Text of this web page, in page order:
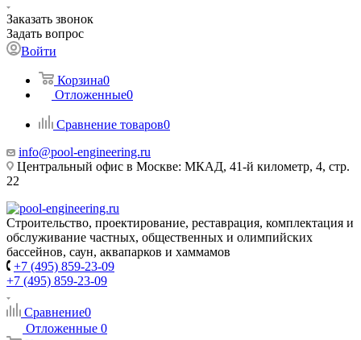
Заказать звонок
Задать вопрос
Войти
Корзина0
Отложенные0
Сравнение товаров0
info@pool-engineering.ru
Центральный офис в Москве: МКАД, 41-й километр, 4, стр.
22
Строительство, проектирование, реставрация, комплектация и
обслуживание частных, общественных и олимпийских
бассейнов, саун, аквапарков и хаммамов
+7 (495) 859-23-09
+7 (495) 859-23-09
Сравнение0
Отложенные 0